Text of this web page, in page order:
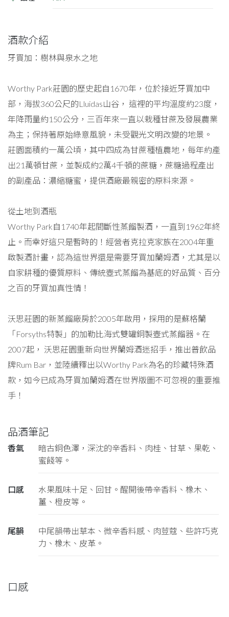
酒款介紹
牙買加：樹林與泉水之地
Worthy Park莊園的歷史起自1670年，位於接近牙買加中
部，海拔360公尺的Lluidas山谷， 這裡的平均溫度約23度，
年降雨量約150公分，三百年來一直以栽種甘蔗及發展農業
為主；保持著原始綠意風貌，未受觀光文明改變的地景。
莊園面積約一萬公頃，其中四成為甘蔗種植農地，每年約產
出21萬頓甘蔗，並製成約2萬4千頓的蔗糖，蔗糖過程產出
的副產品：濃縮糖蜜，提供酒廠最親密的原料來源。
從土地到酒瓶
Worthy Park自1740年起間斷性蒸餾製酒，一直到1962年終
止。而幸好這只是暫時的！經營者克拉克家族在2004年重
啟製酒計畫，認為這世界還是需要牙買加蘭姆酒，尤其是以
自家耕種的優質原料、傳統壺式蒸餾為基底的好品質、百分
之百的牙買加真性情！
沃思莊園的新蒸餾廠房於2005年啟用，採用的是蘇格蘭
「Forsyths特製」的加勒比海式雙罐銅製壺式蒸餾器。在
2007起， 沃思莊園重新向世界蘭姆酒迷招手，推出普飲品
牌Rum Bar，並陸續釋出以Worthy Park為名的珍藏特殊酒
款，如今已成為牙買加蘭姆酒在世界版圖不可忽視的重要推
手！
品酒筆記
香氣
暗古銅色澤，深沈的辛香料、肉桂、甘草、果乾、
蜜餞等。
口感
水果風味十足、回甘。醒開後帶辛香料、橡木、
薑、橙皮等。
尾韻
中尾韻帶出草本、微辛香料感、肉荳蔻、些許巧克
力、橡木、皮革。
口感